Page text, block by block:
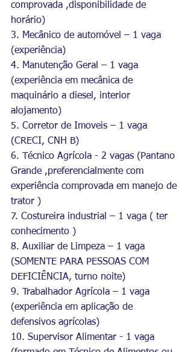
comprovada ,disponibilidade de
horário)
3. Mecânico de automóvel – 1 vaga
(experiência)
4. Manutenção Geral – 1 vaga
(experiência em mecânica de
maquinário a diesel, interior
alojamento)
5. Corretor de Imoveis – 1 vaga
(CRECI, CNH B)
6. Técnico Agrícola - 2 vagas (Pantano
Grande ,preferencialmente com
experiência comprovada em manejo de
trator )
7. Costureira industrial – 1 vaga ( ter
conhecimento )
8. Auxiliar de Limpeza – 1 vaga
(SOMENTE PARA PESSOAS COM
DEFICIÊNCIA, turno noite)
9. Trabalhador Agrícola – 1 vaga
(experiência em aplicação de
defensivos agrícolas)
10. Supervisor Alimentar - 1 vaga